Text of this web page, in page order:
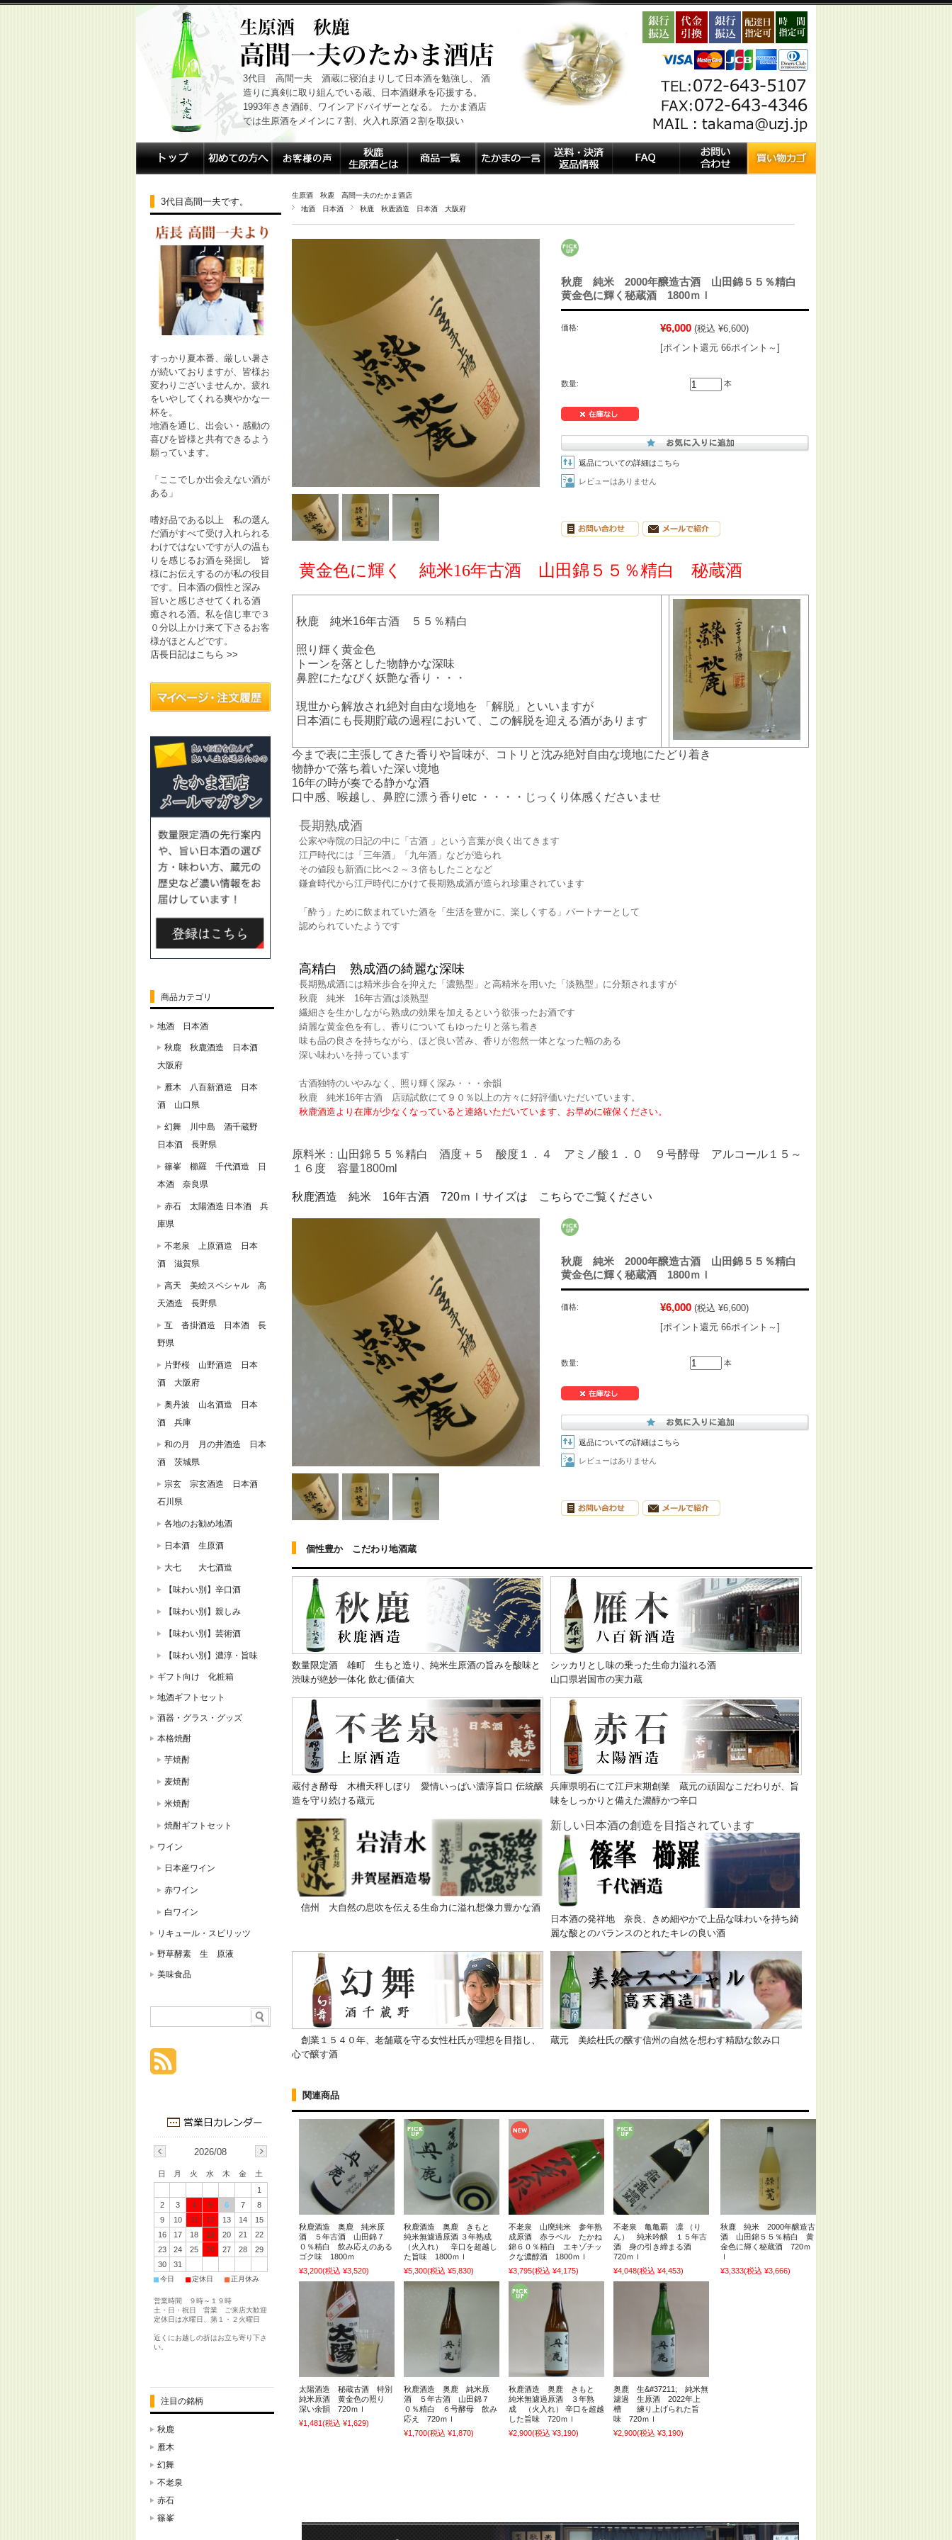
3代目 高間一夫 酒蔵に寝泊まりして日本酒を勉強し、 酒
造りに真剣に取り組んでいる蔵、日本酒継承を応援する。
1993年きき酒師、ワインアドバイザーとなる。 たかま酒店
では生原酒をメインに７割、火入れ原酒２割を取扱い
生原酒 秋鹿 高間一夫のたかま酒店
地酒 日本酒
秋鹿 秋鹿酒造 日本酒 大阪府
秋鹿 純米 2000年醸造古酒 山田錦５５％精白
黄金色に輝く秘蔵酒 1800ｍｌ
価格: ¥6,000 (税込 ¥6,600)
[ポイント還元 66ポイント～]
数量: 本
返品についての詳細はこちら
レビューはありません
黄金色に輝く 純米16年古酒 山田錦５５％精白 秘蔵酒
秋鹿 純米16年古酒 ５５％精白
照り輝く黄金色
トーンを落とした物静かな深味
鼻腔にたなびく妖艶な香り・・・
現世から解放され絶対自由な境地を 「解脱」といいますが
日本酒にも長期貯蔵の過程において、この解脱を迎える酒があります
今まで表に主張してきた香りや旨味が、コトリと沈み絶対自由な境地にたどり着き
物静かで落ち着いた深い境地
16年の時が奏でる静かな酒
口中感、喉越し、鼻腔に漂う香りetc ・・・・じっくり体感くださいませ
長期熟成酒
公家や寺院の日記の中に「古酒 」という言葉が良く出てきます
江戸時代には「三年酒」「九年酒」などが造られ
その値段も新酒に比べ２～３倍もしたことなど
鎌倉時代から江戸時代にかけて長期熟成酒が造られ珍重されています
「酔う」ために飲まれていた酒を「生活を豊かに、楽しくする」パートナーとして
認められていたようです
高精白 熟成酒の綺麗な深味
長期熟成酒には精米歩合を抑えた「濃熟型」と高精米を用いた「淡熟型」に分類されますが
秋鹿 純米 16年古酒は淡熟型
繊細さを生かしながら熟成の効果を加えるという欲張ったお酒です
綺麗な黄金色を有し、香りについてもゆったりと落ち着き
味も品の良さを持ちながら、ほど良い苦み、香りが忽然一体となった幅のある
深い味わいを持っています
古酒独特のいやみなく、照り輝く深み・・・余韻
秋鹿 純米16年古酒 店頭試飲にて９０％以上の方々に好評価いただいています。
秋鹿酒造より在庫が少なくなっていると連絡いただいています、お早めに確保ください。
原料米：山田錦５５％精白 酒度＋５ 酸度１．４ アミノ酸１．０ ９号酵母 アルコール１５～
１６度 容量1800ml
秋鹿酒造 純米 16年古酒 720ｍｌサイズは こちらでご覧ください
秋鹿 純米 2000年醸造古酒 山田錦５５％精白
黄金色に輝く秘蔵酒 1800ｍｌ
価格: ¥6,000 (税込 ¥6,600)
[ポイント還元 66ポイント～]
数量: 本
返品についての詳細はこちら
レビューはありません
個性豊か こだわり地酒蔵
数量限定酒 雄町 生もと造り、純米生原酒の旨みを酸味と
渋味が絶妙一体化 飲む価値大
シッカリとし味の乗った生命力溢れる酒
山口県岩国市の実力蔵
蔵付き酵母 木槽天秤しぼり 愛情いっぱい濃淳旨口 伝統醸
造を守り続ける蔵元
兵庫県明石にて江戸末期創業 蔵元の頑固なこだわりが、旨
味をしっかりと備えた濃醇かつ辛口
信州 大自然の息吹を伝える生命力に溢れ想像力豊かな酒
新しい日本酒の創造を目指されています
日本酒の発祥地 奈良、きめ細やかで上品な味わいを持ち綺
麗な酸とのバランスのとれたキレの良い酒
創業１５４０年、老舗蔵を守る女性杜氏が理想を目指し、
心で醸す酒
蔵元 美絵杜氏の醸す信州の自然を想わす精励な飲み口
関連商品
秋鹿酒造 奥鹿 純米原
酒 ５年古酒 山田錦７
０％精白 飲み応えのある
ゴク味 1800ｍ
¥3,200(税込 ¥3,520)
秋鹿酒造 奥鹿 きもと
純米無濾過原酒 ３年熟成
（火入れ） 辛口を超越し
た旨味 1800ｍｌ
¥5,300(税込 ¥5,830)
不老泉 山廃純米 参年熟
成原酒 赤ラベル たかね
錦６０％精白 エキゾチッ
クな濃醇酒 1800ｍｌ
¥3,795(税込 ¥4,175)
不老泉 亀亀覇 凛 （り
ん） 純米吟醸 １５年古
酒 身の引き締まる酒
720ｍｌ
¥4,048(税込 ¥4,453)
秋鹿 純米 2000年醸造古
酒 山田錦５５％精白 黄
金色に輝く秘蔵酒 720ｍ
ｌ
¥3,333(税込 ¥3,666)
太陽酒造 秘蔵古酒 特別
純米原酒 黄金色の照り
深い余韻 720ｍｌ
¥1,481(税込 ¥1,629)
秋鹿酒造 奥鹿 純米原
酒 ５年古酒 山田錦７
０％精白 ６号酵母 飲み
応え 720ｍｌ
¥1,700(税込 ¥1,870)
秋鹿酒造 奥鹿 きもと
純米無濾過原酒 ３年熟
成 （火入れ） 辛口を超越
した旨味 720ｍｌ
¥2,900(税込 ¥3,190)
奥鹿 生&#37211; 純米無
濾過 生原酒 2022年上
槽 練り上げられた旨
味 720ｍｌ
¥2,900(税込 ¥3,190)
3代目高間一夫です。
すっかり夏本番、厳しい暑さ
が続いておりますが、皆様お
変わりございませんか。疲れ
をいやしてくれる爽やかな一
杯を。
地酒を通じ、出会い・感動の
喜びを皆様と共有できるよう
願っています。
「ここでしか出会えない酒が
ある」
嗜好品である以上 私の選ん
だ酒がすべて受け入れられる
わけではないですが人の温も
りを感じるお酒を発掘し 皆
様にお伝えするのが私の役目
です。日本酒の個性と深み
旨いと感じさせてくれる酒
癒される酒。私を信じ車で３
０分以上かけ来て下さるお客
様がほとんどです。
店長日記はこちら >>
商品カテゴリ
地酒 日本酒
秋鹿 秋鹿酒造 日本酒
大阪府
雁木 八百新酒造 日本
酒 山口県
幻舞 川中島 酒千蔵野
日本酒 長野県
篠峯 櫛羅 千代酒造 日
本酒 奈良県
赤石 太陽酒造 日本酒 兵
庫県
不老泉 上原酒造 日本
酒 滋賀県
高天 美絵スペシャル 高
天酒造 長野県
互 沓掛酒造 日本酒 長
野県
片野桜 山野酒造 日本
酒 大阪府
奥丹波 山名酒造 日本
酒 兵庫
和の月 月の井酒造 日本
酒 茨城県
宗玄 宗玄酒造 日本酒
石川県
各地のお勧め地酒
日本酒 生原酒
大七 大七酒造
【味わい別】辛口酒
【味わい別】親しみ
【味わい別】芸術酒
【味わい別】濃淳・旨味
ギフト向け 化粧箱
地酒ギフトセット
酒器・グラス・グッズ
本格焼酎
芋焼酎
麦焼酎
米焼酎
焼酎ギフトセット
ワイン
日本産ワイン
赤ワイン
白ワイン
リキュール・スピリッツ
野草酵素 生 原液
美味食品
2026/08
日 月 火 水 木 金
土
1
2
3 4 5 6 7
8
9
10 11 12 13 14
15
16
17 18 19 20 21
22
23
24 25 26 27 28
29
30
31
■今日 ■定休日 ■正月休み
営業時間 ９時～１９時
土・日・祝日 営業 ご来店大歓迎
定休日は水曜日、第１・２火曜日
近くにお越しの折はお立ち寄り下さ
い。
注目の銘柄
秋鹿
雁木
幻舞
不老泉
赤石
篠峯